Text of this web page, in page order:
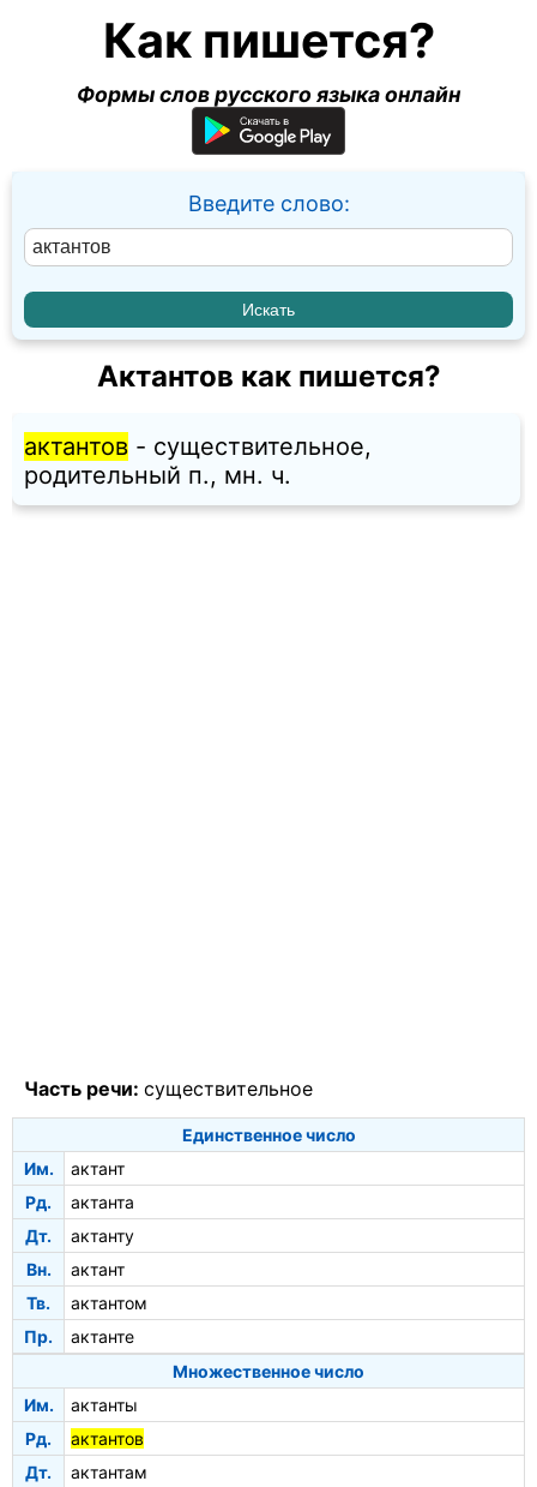
Как пишется?
Формы слов русского языка онлайн
Введите слово:
Актантов как пишется?
актантов - существительное,
родительный п., мн. ч.
Часть речи: существительное
Единственное число
Им.
актант
Рд.
актанта
Дт.
актанту
Вн.
актант
Тв.
актантом
Пр.
актанте
Множественное число
Им.
актанты
Рд.
актантов
Дт.
актантам